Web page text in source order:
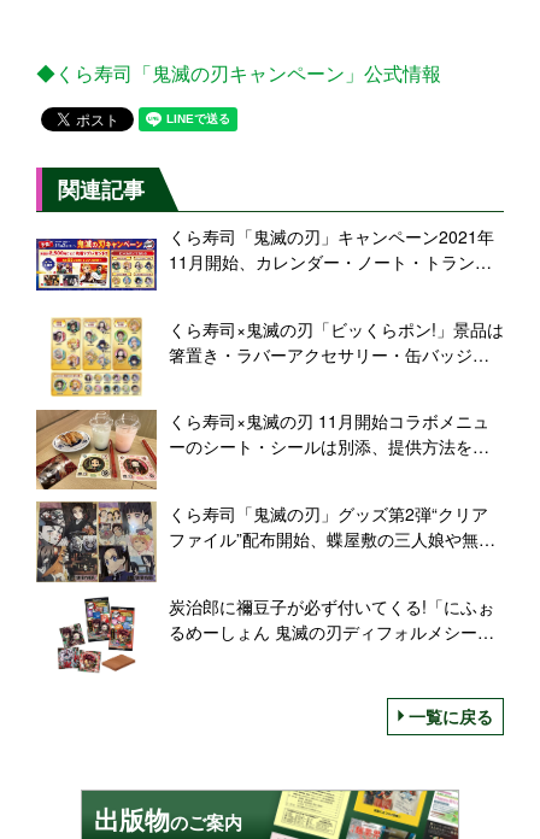
◆くら寿司「鬼滅の刃キャンペーン」公式情報
関連記事
くら寿司「鬼滅の刃」キャンペーン2021年
11月開始、カレンダー・ノート・トランプ
くら寿司×鬼滅の刃「ビッくらポン!」景品は
箸置き・ラバーアクセサリー・缶バッジ計
くら寿司×鬼滅の刃 11月開始コラボメニュ
ーのシート・シールは別添、提供方法を変
くら寿司「鬼滅の刃」グッズ第2弾“クリア
ファイル”配布開始、蝶屋敷の三人娘や無限
炭治郎に禰豆子が必ず付いてくる!「にふぉ
るめーしょん 鬼滅の刃ディフォルメシール
一覧に戻る
出版物のご案内